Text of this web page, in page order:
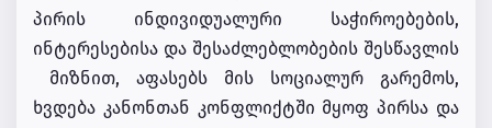
პირის ინდივიდუალური საჭიროებების,
ინტერესებისა და შესაძლებლობების შესწავლის
მიზნით, აფასებს მის სოციალურ გარემოს,
ხვდება კანონთან კონფლიქტში მყოფ პირსა და